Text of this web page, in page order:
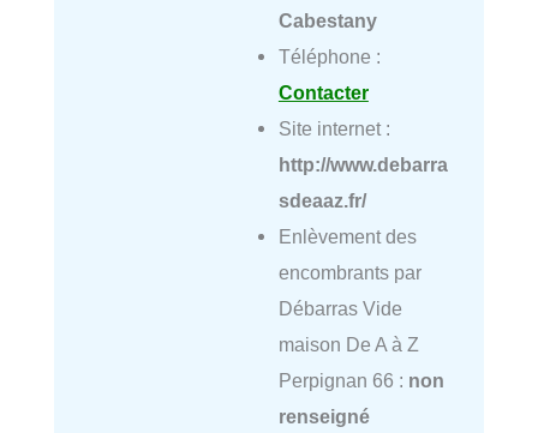
Cabestany
Téléphone :
Contacter
Site internet :
http://www.debarra
sdeaaz.fr/
Enlèvement des
encombrants par
Débarras Vide
maison De A à Z
Perpignan 66 : non
renseigné